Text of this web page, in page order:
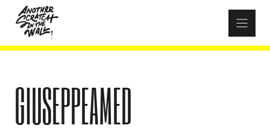
content
GIUSEPPEAMED